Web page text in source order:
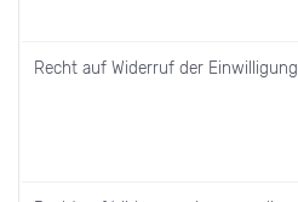
Recht auf Widerruf der Einwilligung